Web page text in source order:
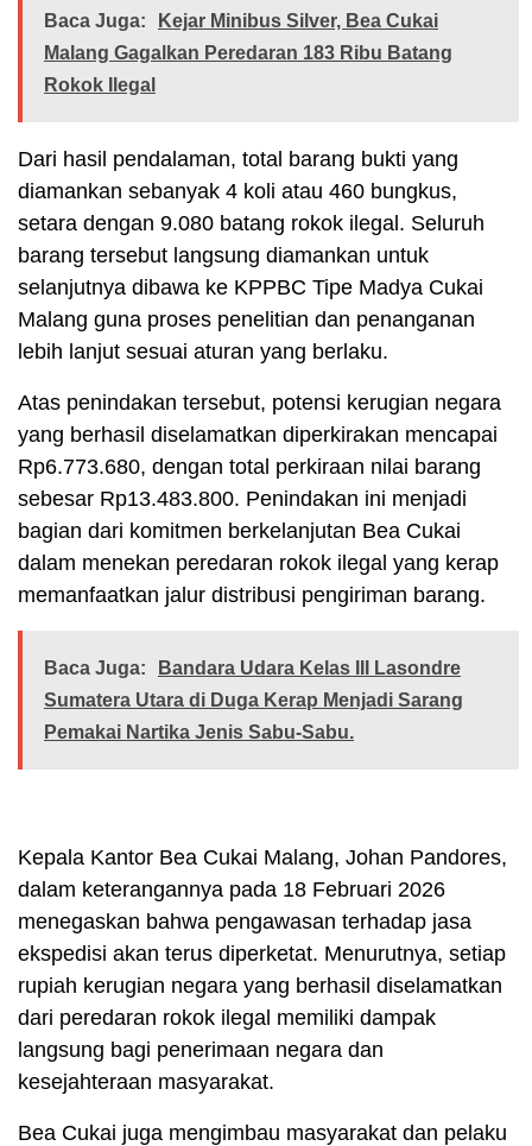
Baca Juga:
Kejar Minibus Silver, Bea Cukai
Malang Gagalkan Peredaran 183 Ribu Batang
Rokok Ilegal
Dari hasil pendalaman, total barang bukti yang
diamankan sebanyak 4 koli atau 460 bungkus,
setara dengan 9.080 batang rokok ilegal. Seluruh
barang tersebut langsung diamankan untuk
selanjutnya dibawa ke KPPBC Tipe Madya Cukai
Malang guna proses penelitian dan penanganan
lebih lanjut sesuai aturan yang berlaku.
Atas penindakan tersebut, potensi kerugian negara
yang berhasil diselamatkan diperkirakan mencapai
Rp6.773.680, dengan total perkiraan nilai barang
sebesar Rp13.483.800. Penindakan ini menjadi
bagian dari komitmen berkelanjutan Bea Cukai
dalam menekan peredaran rokok ilegal yang kerap
memanfaatkan jalur distribusi pengiriman barang.
Baca Juga:
Bandara Udara Kelas III Lasondre
Sumatera Utara di Duga Kerap Menjadi Sarang
Pemakai Nartika Jenis Sabu-Sabu.
Kepala Kantor Bea Cukai Malang, Johan Pandores,
dalam keterangannya pada 18 Februari 2026
menegaskan bahwa pengawasan terhadap jasa
ekspedisi akan terus diperketat. Menurutnya, setiap
rupiah kerugian negara yang berhasil diselamatkan
dari peredaran rokok ilegal memiliki dampak
langsung bagi penerimaan negara dan
kesejahteraan masyarakat.
Bea Cukai juga mengimbau masyarakat dan pelaku